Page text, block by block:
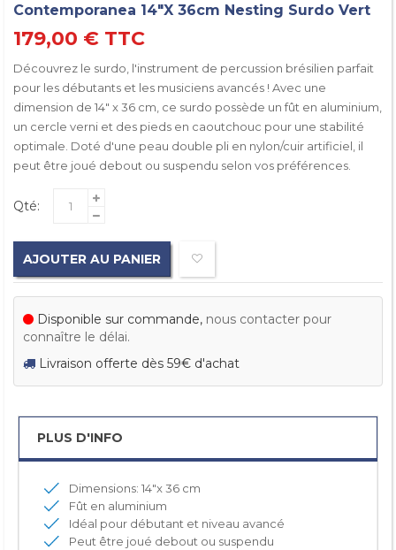
Contemporanea 14"x 36cm Nesting Surdo Vert
179,00 € TTC
Découvrez le surdo, l'instrument de percussion brésilien parfait
pour les débutants et les musiciens avancés ! Avec une
dimension de 14" x 36 cm, ce surdo possède un fût en aluminium,
un cercle verni et des pieds en caoutchouc pour une stabilité
optimale. Doté d'une peau double pli en nylon/cuir artificiel, il
peut être joué debout ou suspendu selon vos préférences.
Qté:
AJOUTER AU PANIER
Disponible sur commande, nous contacter pour
connaître le délai.
Livraison offerte dès 59€ d'achat
PLUS D'INFO
Dimensions: 14"x 36 cm
Fût en aluminium
Idéal pour débutant et niveau avancé
Peut être joué debout ou suspendu